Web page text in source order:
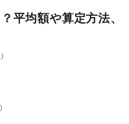
平均額や算定方法、
)